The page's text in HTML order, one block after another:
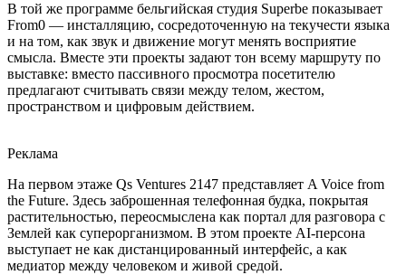
В той же программе бельгийская студия Superbe показывает
From0 — инсталляцию, сосредоточенную на текучести языка
и на том, как звук и движение могут менять восприятие
смысла. Вместе эти проекты задают тон всему маршруту по
выставке: вместо пассивного просмотра посетителю
предлагают считывать связи между телом, жестом,
пространством и цифровым действием.
Реклама
На первом этаже Qs Ventures 2147 представляет A Voice from
the Future. Здесь заброшенная телефонная будка, покрытая
растительностью, переосмыслена как портал для разговора с
Землей как суперорганизмом. В этом проекте AI-персона
выступает не как дистанцированный интерфейс, а как
медиатор между человеком и живой средой.